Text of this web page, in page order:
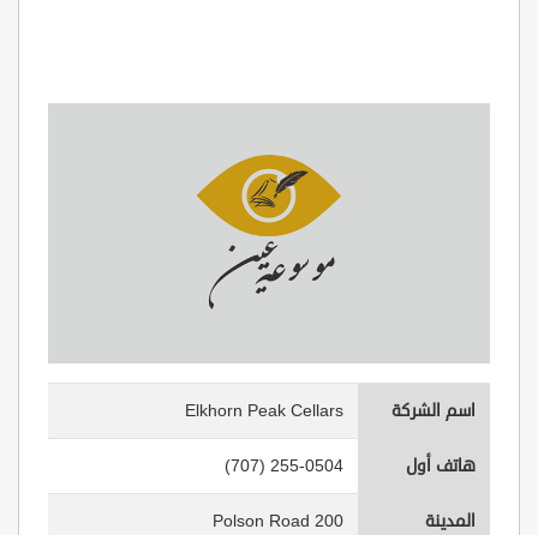
اسم الشركة Elkhorn Peak Cellars
هاتف أول (707) 255-0504
المدينة 200 Polson Road